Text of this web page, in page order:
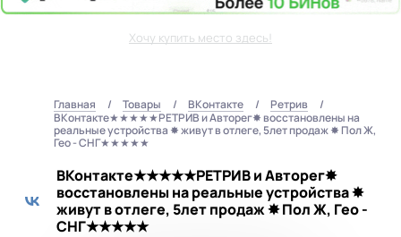
Хочу купить место здесь!
Главная Товары ВКонтакте
Ретрив
ВКонтакте★★★★★РЕТРИВ и Авторег✸ восстановлены на
реальные устройства ✸ живут в отлеге, 5лет продаж ✸ Пол Ж,
Гео - СНГ★★★★★
ВКонтакте★★★★★РЕТРИВ и Авторег✸
восстановлены на реальные устройства ✸
живут в отлеге, 5лет продаж ✸ Пол Ж, Гео -
СНГ★★★★★